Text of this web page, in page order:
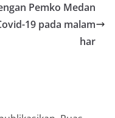
Pemko Medan
19 pada malam
har